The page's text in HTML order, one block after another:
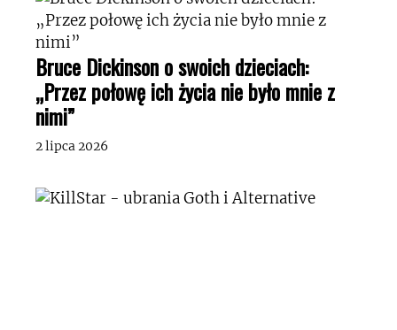
Bruce Dickinson o swoich dzieciach:
„Przez połowę ich życia nie było mnie z
nimi”
2 lipca 2026